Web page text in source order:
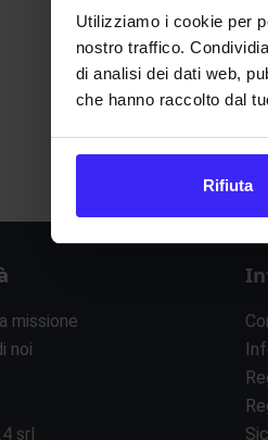
Utilizziamo i cookie per
nostro traffico.
di analisi dei dati web,
che hanno raccolto dal
Rifiuta
missione
noi
srl